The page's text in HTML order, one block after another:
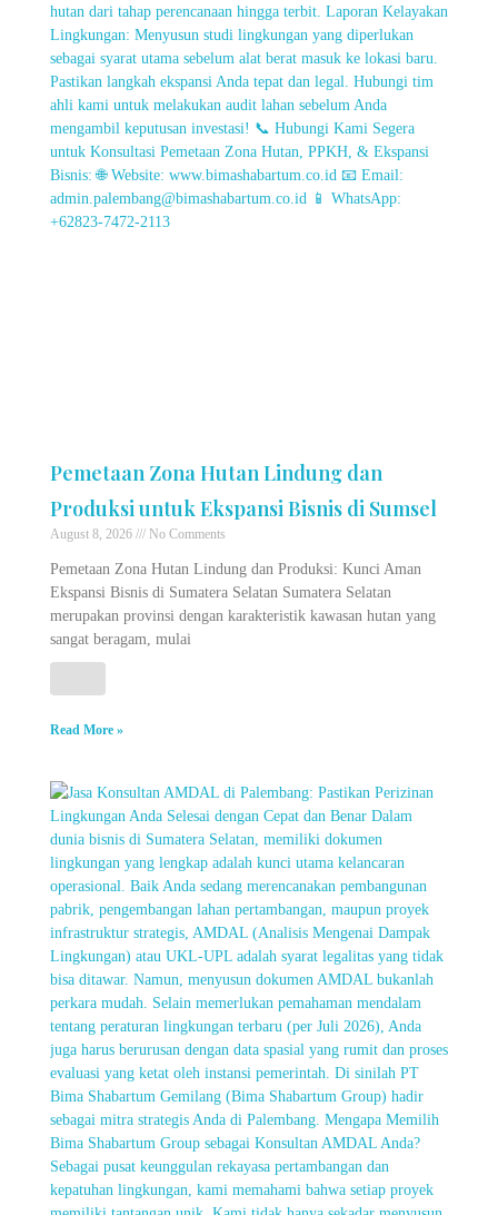
Pemetaan Zona Hutan Lindung dan
Produksi untuk Ekspansi Bisnis di Sumsel
August 8, 2026 No Comments
Pemetaan Zona Hutan Lindung dan Produksi: Kunci Aman
Ekspansi Bisnis di Sumatera Selatan Sumatera Selatan
merupakan provinsi dengan karakteristik kawasan hutan yang
sangat beragam, mulai
Read More »